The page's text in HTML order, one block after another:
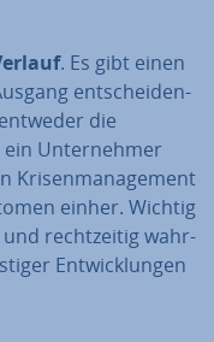
. Es gibt einen
ent­schei­den­
die
ein Un­ter­neh­mer
Kri­sen­ma­nage­ment
einher. Wichtig
und recht­zei­tig wahr­
Ent­wick­lun­gen